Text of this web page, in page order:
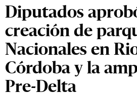
Diputados
creación de
Nacionales en
Córdoba y la
Pre-Delta